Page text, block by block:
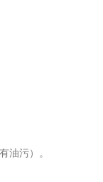
油污）。